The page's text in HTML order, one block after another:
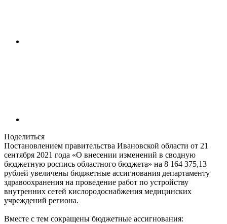
Поделиться
Постановлением правительства Ивановской области от 21
сентября 2021 года «О внесении изменений в сводную
бюджетную роспись областного бюджета» на 8 164 375,13
рублей увеличены бюджетные ассигнования департаменту
здравоохранения на проведение работ по устройству
внутренних сетей кислородоснабжения медицинских
учреждений региона.
Вместе с тем сокращены бюджетные ассигнования: